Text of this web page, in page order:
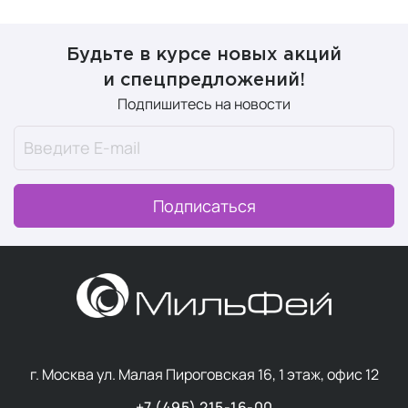
косметологовв каждый продукт для наилучших
результатов.
Ключевые продукты
бренда, и какие
проблемы они решают
Anti-age: борьба с морщинами,
обновление
Антивозрастной тоникPre-Treatment Toner
Будьте в курсе новых акций
и спецпредложений!
Подпишитесь на новости
Подписаться
г. Москва ул. Малая Пироговская 16, 1 этаж, офис 12